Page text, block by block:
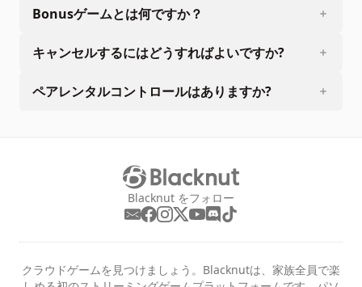
Bonusゲームとは何ですか？
キャンセルするにはどうすればよいですか?
ペアレンタルコントロールはありますか?
Blacknut をフォロー
クラウドゲームを見つけましょう。Blacknutは、家族全員で楽